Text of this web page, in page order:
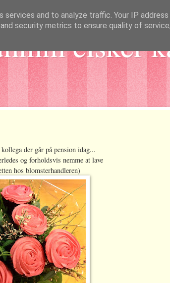
elsker
der går på pension idag...
og forholdsvis nemme at lave
hos blomsterhandleren)
and to analyze traffic. Your IP
security metrics to ensure quality of